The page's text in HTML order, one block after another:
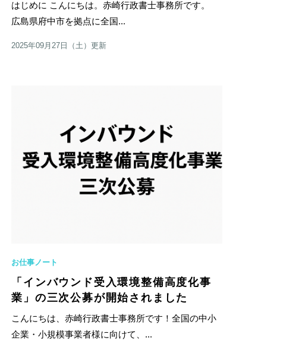
はじめに こんにちは。赤崎行政書士事務所です。
広島県府中市を拠点に全国...
2025年09月27日（土）更新
お仕事ノート
「インバウンド受入環境整備高度化事
業」の三次公募が開始されました
こんにちは、赤崎行政書士事務所です！全国の中小
企業・小規模事業者様に向けて、...